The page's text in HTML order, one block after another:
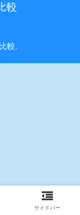
較
較.
サイドバー